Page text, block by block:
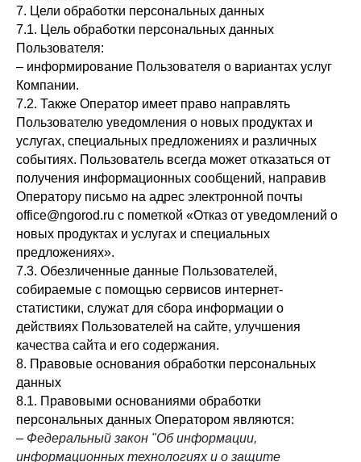
7. Цели обработки персональных данных
7.1. Цель обработки персональных данных
Пользователя:
– информирование Пользователя о вариантах услуг
Компании.
7.2. Также Оператор имеет право направлять
Пользователю уведомления о новых продуктах и
услугах, специальных предложениях и различных
событиях. Пользователь всегда может отказаться от
получения информационных сообщений, направив
Оператору письмо на адрес электронной почты
office@ngorod.ru с пометкой «Отказ от уведомлений о
новых продуктах и услугах и специальных
предложениях».
7.3. Обезличенные данные Пользователей,
собираемые с помощью сервисов интернет-
статистики, служат для сбора информации о
действиях Пользователей на сайте, улучшения
качества сайта и его содержания.
8. Правовые основания обработки персональных
данных
8.1. Правовыми основаниями обработки
персональных данных Оператором являются:
– Федеральный закон "Об информации,
информационных технологиях и о защите